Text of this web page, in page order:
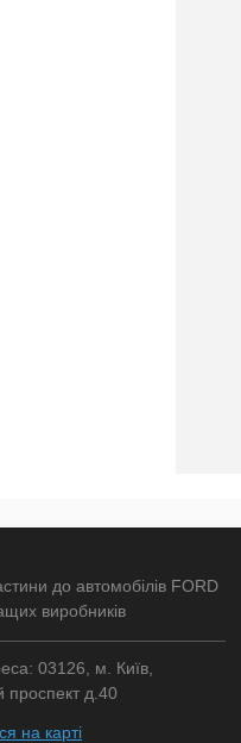
до автомобілів FORD
виробників
03126, м. Київ,
проспект д.40
на карті